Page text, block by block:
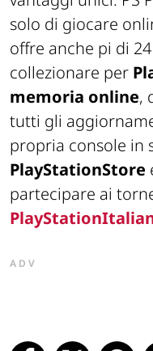
solo di giocare
offre anche pi di
collezionare per
memoria online,
tutti gli
propria console in
PlayStationStore
partecipare ai
PlayStation
ADV